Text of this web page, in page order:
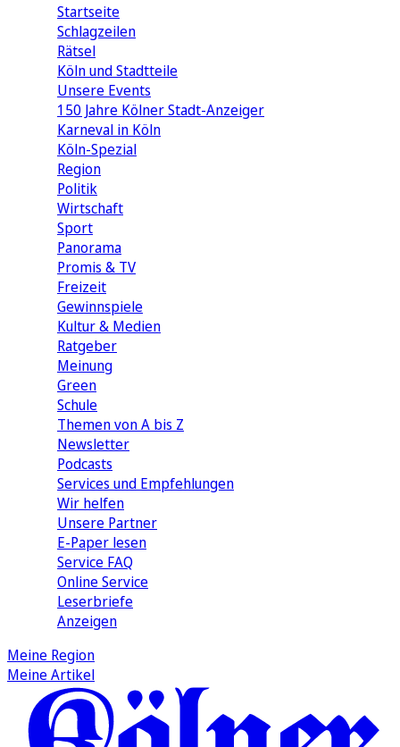
Startseite
Schlagzeilen
Rätsel
Köln und Stadtteile
Unsere Events
150 Jahre Kölner Stadt-Anzeiger
Karneval in Köln
Köln-Spezial
Region
Politik
Wirtschaft
Sport
Panorama
Promis & TV
Freizeit
Gewinnspiele
Kultur & Medien
Ratgeber
Meinung
Green
Schule
Themen von A bis Z
Newsletter
Podcasts
Services und Empfehlungen
Wir helfen
Unsere Partner
E-Paper lesen
Service FAQ
Online Service
Leserbriefe
Anzeigen
Meine Region
Meine Artikel